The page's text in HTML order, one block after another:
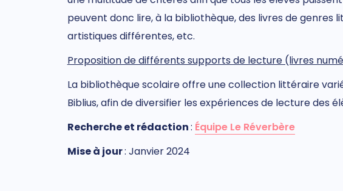
peuvent donc lire, à la bibliothèque, des livres de genres
artistiques différentes, etc.
Proposition de différents supports de lecture (livres
La bibliothèque scolaire offre une collection littéraire
Biblius, afin de diversifier les expériences de lecture des
Recherche et rédaction: Équipe Le Réverbère
Mise à jour: Janvier 2024